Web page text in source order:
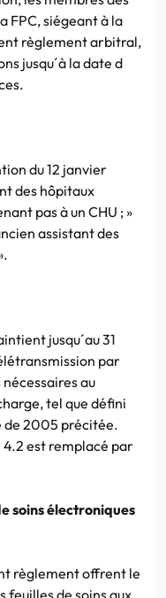
FPC, siégeant à la
règlement arbitral,
jusqu´à la date d
du 12 janvier
des hôpitaux
pas à un CHU ; »
assistant des
jusqu´au 31
par
au
tel que défini
de 2005 précitée.
4.2 est remplacé par
soins électroniques
règlement offrent le
feuilles de soins aux